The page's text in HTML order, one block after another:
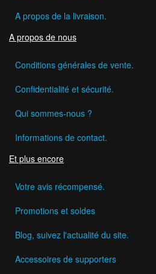
A propos de la livraison.
A propos de nous
Conditions générales de vente.
Confidentialité et sécurité.
Qui sommes-nous ?
Informations de contact.
Et plus encore
Votre avis récompensé.
Promotions et soldes
Blog, suivez l'actualité du site.
Accessoires de supporters